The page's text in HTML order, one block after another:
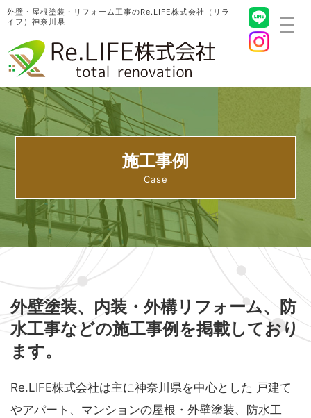
外壁・屋根塗装・リフォーム工事のRe.LIFE株式会社（リラ
イフ）神奈川県
施工事例
外壁塗装、内装・外構リフォーム、防
水工事などの施工事例を掲載しており
ます。
Re.LIFE株式会社は主に神奈川県を中心とした 戸建て
やアパート、マンションの屋根・外壁塗装、防水工